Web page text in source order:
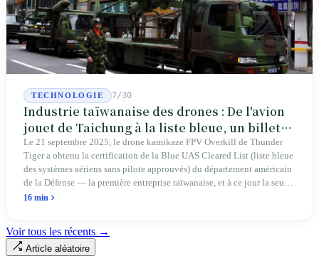
TECHNOLOGIE 7/30
Industrie taïwanaise des drones : De l'avion
jouet de Taichung à la liste bleue, un billet
d'entrée pour Thunder Tiger
Le 21 septembre 2025, le drone kamikaze FPV Overkill de Thunder
Tiger a obtenu la certification de la Blue UAS Cleared List (liste bleue
des systèmes aériens sans pilote approuvés) du département américain
de la Défense — la première entreprise taïwanaise, et à ce jour la seule.
Sur les 39 plateformes de drones finis et les 165 composants de cette
Act pour établir un passage prioritaire pour les fabricants taïwanais ; la
simple existence de ce projet de loi révèle une réalité : Taïwan avance
16 min
Voir tous les récents →
Article aléatoire